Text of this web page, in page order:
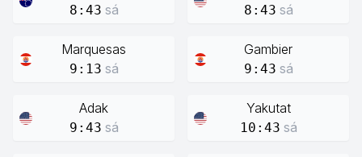
8:43 sá 8:43 sá
Marquesas
9:13 sá
Gambier
9:43 sá
Adak
9:43 sá
Yakutat
10:43 sá